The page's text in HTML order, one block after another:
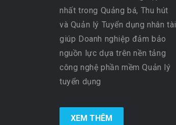
nhất trong Quảng bá, Thu hút
và Quản lý Tuyển dụng nhân tài
giúp Doanh nghiệp đảm bảo
nguồn lực dựa trên nền tảng
công nghệ phần mềm Quản lý
tuyển dụng
XEM THÊM